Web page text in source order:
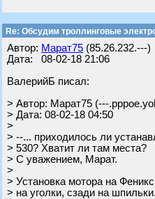
Re: Обсудим троллинговые
Автор: Марат75 (85.26.232.---)
Дата: 08-02-18 21:06
ВалерийБ писал:
> Автор: Марат75 (---
> Дата: 08-02-18 04:50
>
> --... приходилось ли
> 530? Хватит ли там места?
> С уважением, Марат.
>
> Установка мотора на
> на уголки, сзади на